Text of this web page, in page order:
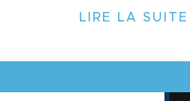
LIRE LA SUITE